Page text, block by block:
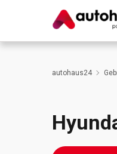
Wir bewerten dein
autohaus24